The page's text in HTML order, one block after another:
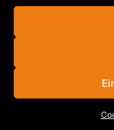
INFORMATIONEN
Stellenangebote
Cookie-Richtlinie